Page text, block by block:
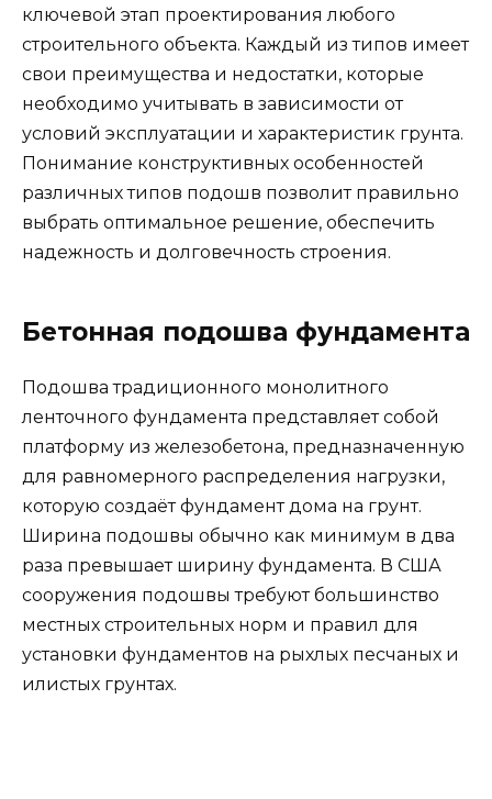
ключевой этап проектирования любого
строительного объекта. Каждый из типов имеет
свои преимущества и недостатки, которые
необходимо учитывать в зависимости от
условий эксплуатации и характеристик грунта.
Понимание конструктивных особенностей
различных типов подошв позволит правильно
выбрать оптимальное решение, обеспечить
надежность и долговечность строения.
Бетонная подошва фундамента
Подошва традиционного монолитного
ленточного фундамента представляет собой
платформу из железобетона, предназначенную
для равномерного распределения нагрузки,
которую создаёт фундамент дома на грунт.
Ширина подошвы обычно как минимум в два
раза превышает ширину фундамента. В США
сооружения подошвы требуют большинство
местных строительных норм и правил для
установки фундаментов на рыхлых песчаных и
илистых грунтах.